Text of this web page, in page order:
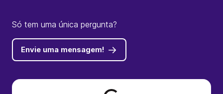
Só tem uma única pergunta?
Envie uma mensagem!